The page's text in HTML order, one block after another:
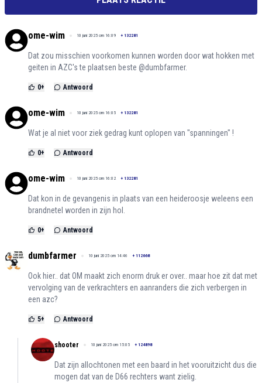
ome-wim 10 juni 2025 om 16:09 + 132281
Dat zou misschien voorkomen kunnen worden door wat hokken met
geiten in AZC's te plaatsen beste @dumbfarmer.
0+ Antwoord
ome-wim 10 juni 2025 om 16:05 + 132281
Wat je al niet voor ziek gedrag kunt oplopen van "spanningen" !
0+ Antwoord
ome-wim 10 juni 2025 om 16:02 + 132281
Dat kon in de gevangenis in plaats van een heideroosje weleens een
brandnetel worden in zijn hol.
0+ Antwoord
dumbfarmer 10 juni 2025 om 14:46 + 112668
Ook hier.. dat OM maakt zich enorm druk er over.. maar hoe zit dat met
vervolging van de verkrachters en aanranders die zich verbergen in
een azc?
5+ Antwoord
shooter 10 juni 2025 om 15:05 + 124898
Dat zijn allochtonen met een baard in het vooruitzicht dus die
mogen dat van de D66 rechters want zielig.